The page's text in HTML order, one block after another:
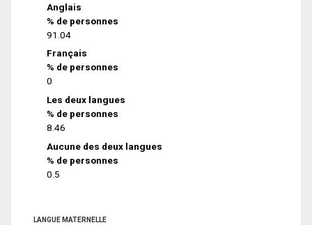
Anglais
% de personnes
91.04
Français
% de personnes
0
Les deux langues
% de personnes
8.46
Aucune des deux langues
% de personnes
0.5
LANGUE MATERNELLE